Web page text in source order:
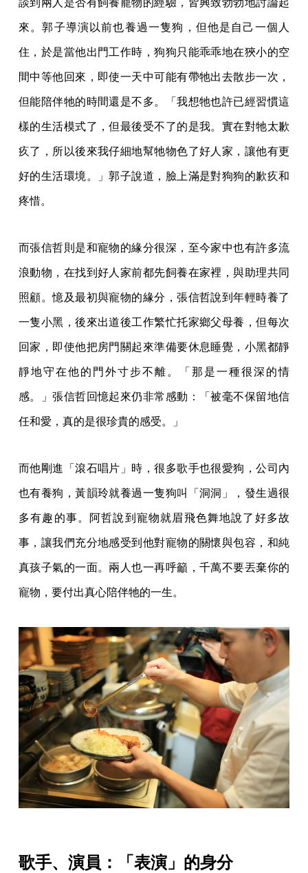
談到兩人是否有飼養寵物的經驗，皆興致勃勃地討論起
來。郭子導演以前也養過一隻狗，但他是自己一個人
住，於是當他出門工作時，狗狗只能乖乖地在狹小的空
間中等他回來，即使一天中可能有帶牠出去散步一次，
但能陪伴牠的時間還是不多。「我想牠也許已經習慣這
樣的生活模式了，但最後受不了的是我。實在對牠太歉
疚了，所以後來我仔細地幫牠物色了好人家，讓他有更
好的生活環境。」郭子說道，臉上滿是對狗狗的歉疚和
疼惜。
而張信哲則是和寵物的緣分很深，至今家中也有許多流
浪動物，在找到好人家前都先飼養在家裡，與助理共同
照顧。憶及最初與寵物的緣分，張信哲說到年輕時養了
一隻小黑，後來出道後工作繁忙托家鄉父母養，但每次
回家，即使他把房門關起來準備要休息睡覺，小黑都靜
靜地守在他的門外寸步不離。「那是一種很深的情
感。」張信哲回憶起來仍非常感動：「被毫不保留地信
任和愛，真的是很珍貴的感受。」
而他剛進「滾石唱片」時，很多歌手也很愛狗，公司內
也有養狗，黃韻玲就養過一隻狗叫「洞洞」，發生過很
多有趣的事。阿哲說到寵物就眉飛色舞地說了好多故
事，讓我們充分地感受到他對寵物的關懷與包容，和純
真孩子氣的一面。兩人也一再呼籲，千萬不要丟棄你的
寵物，要付出真心陪伴牠的一生。
歌手、演員：「表演」的身分